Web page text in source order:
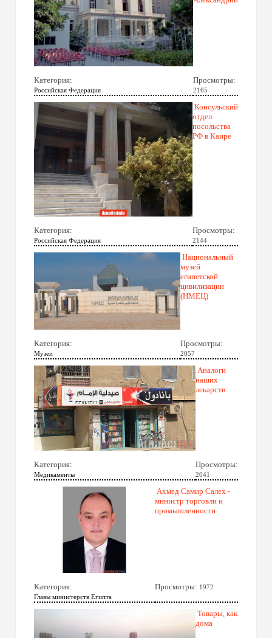
Категория:
Российская Федерация
Просмотры:
2165
Консульский
отдел
посольства
РФ в Каире
Категория:
Российская Федерация
Просмотры:
2144
Национальный
музей
египетской
цивилизации
(НМЕЦ)
Категория:
Музеи
Просмотры:
2057
Аналоги
наших
лекарств
Категория:
Медикаменты
Просмотры:
2041
Ахмед Самир Салех -
министр торговли и
промышленности
Категория:
Главы министерств Египта
Просмотры: 1972
Товары, как
дома